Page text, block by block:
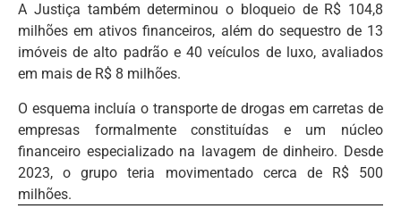
A Justiça também determinou o bloqueio de R$ 104,8
milhões em ativos financeiros, além do sequestro de 13
imóveis de alto padrão e 40 veículos de luxo, avaliados
em mais de R$ 8 milhões.
O esquema incluía o transporte de drogas em carretas de
empresas formalmente constituídas e um núcleo
financeiro especializado na lavagem de dinheiro. Desde
2023, o grupo teria movimentado cerca de R$ 500
milhões.